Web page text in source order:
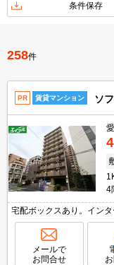
条件保存
258件
PR 賃貸マンション ソ
4
宅配ボックスあり。イン
き。1口ガスコンロ付。
メールで
お問合せ